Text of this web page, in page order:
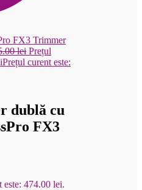
Trimmer
lei Prețul
Prețul curent este:
dublă cu
FX3
este: 474.00 lei.